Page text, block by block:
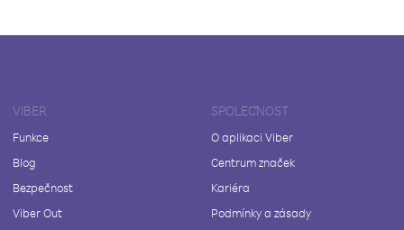
VIBER
Funkce
Blog
Bezpečnost
Viber Out
SPOLEČNOST
O aplikaci Viber
Centrum značek
Kariéra
Podmínky a zásady